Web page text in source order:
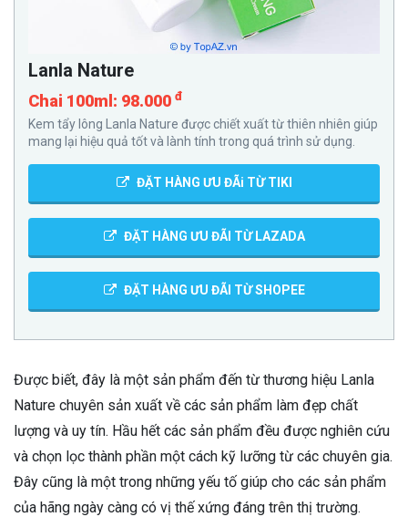
Lanla Nature
Chai 100ml: 98.000 đ
Kem tẩy lông Lanla Nature được chiết xuất từ thiên nhiên giúp
mang lại hiệu quả tốt và lành tính trong quá trình sử dụng.
ĐẶT HÀNG ƯU ĐÃi TỪ TIKI
ĐẶT HÀNG ƯU ĐÃI TỪ LAZADA
ĐẶT HÀNG ƯU ĐÃI TỪ SHOPEE
Được biết, đây là một sản phẩm đến từ thương hiệu Lanla
Nature chuyên sản xuất về các sản phẩm làm đẹp chất
lượng và uy tín. Hầu hết các sản phẩm đều được nghiên cứu
và chọn lọc thành phần một cách kỹ lưỡng từ các chuyên gia.
Đây cũng là một trong những yếu tố giúp cho các sản phẩm
của hãng ngày càng có vị thế xứng đáng trên thị trường.